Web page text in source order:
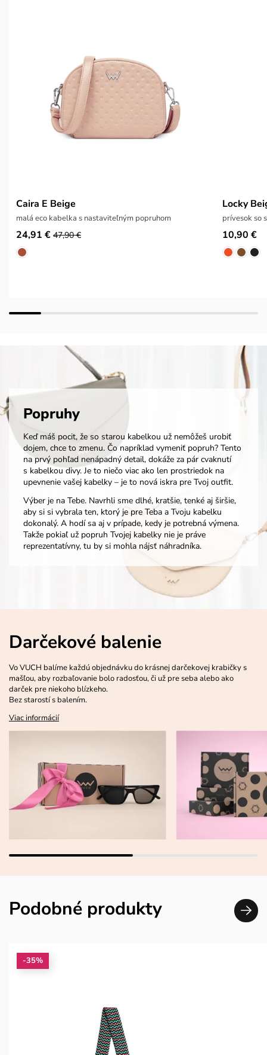
Caira E Beige
malá eco kabelka s nastaviteľným popruhom
24,91 € 47,90 €
Locky
prívesok so
10,90 €
Popruhy
Keď máš pocit, že so starou kabelkou už nemôžeš urobiť
dojem, chce to zmenu. Čo napríklad vymeniť popruh? Tento
na prvý pohľad nenápadný detail, dokáže za pár cvaknutí
s kabelkou divy. Je to niečo viac ako len prostriedok na
upevnenie vašej kabelky – je to nová iskra pre Tvoj outfit.
Výber je na Tebe. Navrhli sme dlhé, kratšie, tenké aj širšie,
aby si si vybrala ten, ktorý je pre Teba a Tvoju kabelku
dokonalý. A hodí sa aj v prípade, kedy je potrebná výmena.
Takže pokiaľ už popruh Tvojej kabelky nie je práve
reprezentatívny, tu by si mohla nájsť náhradníka.
Darčekové balenie
Vo VUCH balíme každú objednávku do krásnej darčekovej krabičky s
mašľou, aby rozbaľovanie bolo radosťou, či už pre seba alebo ako
darček pre niekoho blízkeho.
Bez starostí s balením.
Viac informácií
Podobné produkty
-35%